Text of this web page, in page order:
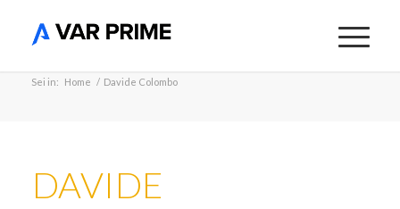
Sei in: Home / Davide Colombo
DAVIDE